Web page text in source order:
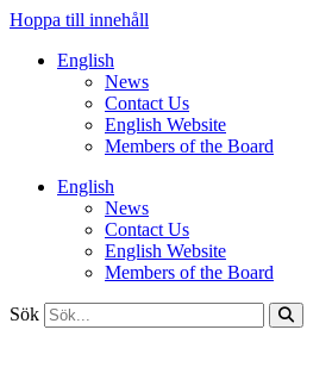
Hoppa till innehåll
English
News
Contact Us
English Website
Members of the Board
English
News
Contact Us
English Website
Members of the Board
Sök